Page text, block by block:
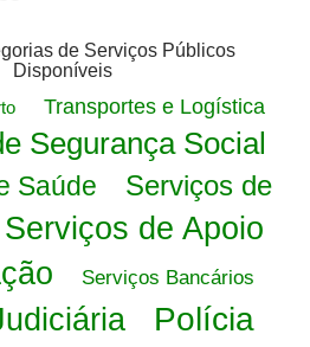
de Serviços Públicos
Disponíveis
Transportes e Logística
Segurança Social
Saúde
Serviços de
Serviços de Apoio
Serviços Bancários
Polícia